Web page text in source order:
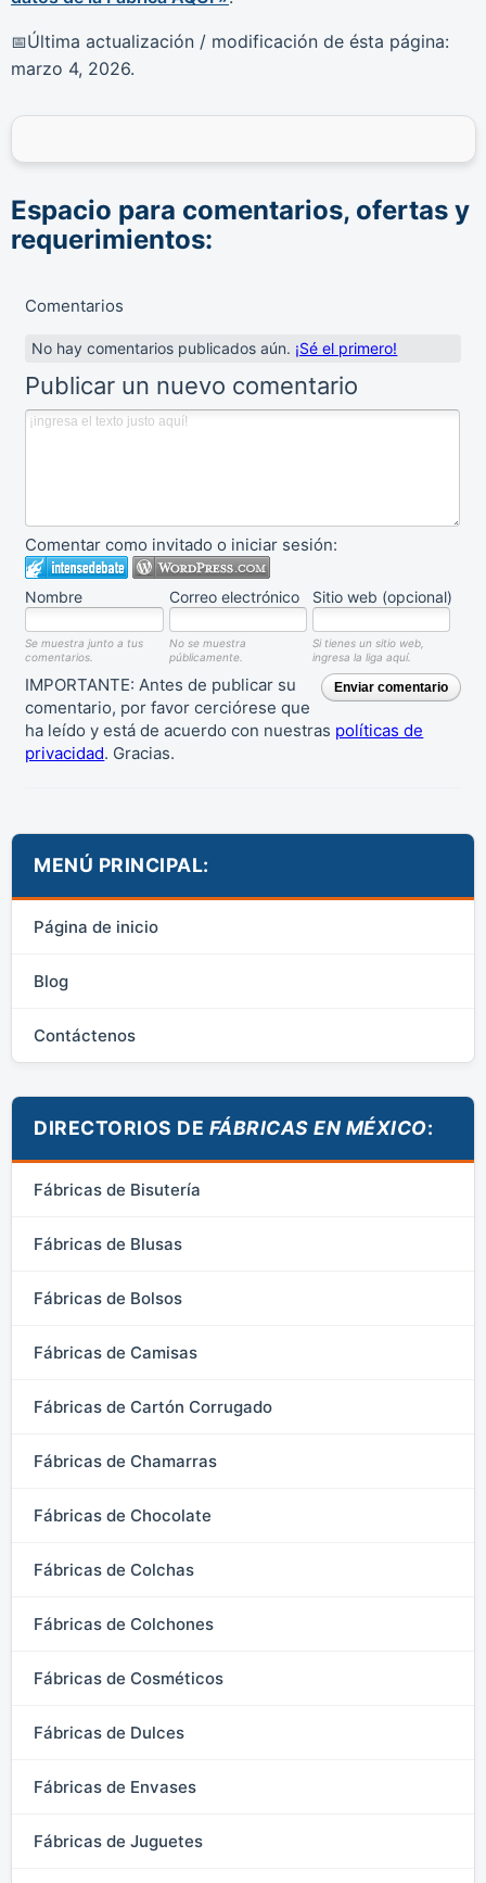
📅Última actualización / modificación de ésta página:
marzo 4, 2026.
Espacio para comentarios, ofertas y
requerimientos:
Comentarios
No hay comentarios publicados aún. ¡Sé el primero!
Publicar un nuevo comentario
Comentar como invitado o iniciar sesión:
Nombre Correo electrónico Sitio web (opcional)
Se muestra junto a tus
comentarios.
No se muestra
públicamente.
Si tienes un sitio web,
ingresa la liga aquí.
Enviar comentario
IMPORTANTE: Antes de publicar su
comentario, por favor cerciórese que
ha leído y está de acuerdo con nuestras políticas de
privacidad. Gracias.
MENÚ PRINCIPAL:
Página de inicio
Blog
Contáctenos
DIRECTORIOS DE FÁBRICAS EN MÉXICO:
Fábricas de Bisutería
Fábricas de Blusas
Fábricas de Bolsos
Fábricas de Camisas
Fábricas de Cartón Corrugado
Fábricas de Chamarras
Fábricas de Chocolate
Fábricas de Colchas
Fábricas de Colchones
Fábricas de Cosméticos
Fábricas de Dulces
Fábricas de Envases
Fábricas de Juguetes